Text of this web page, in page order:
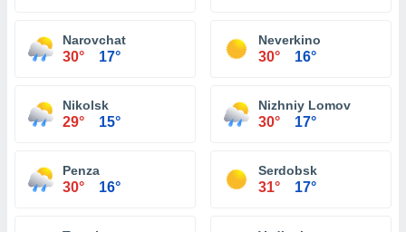
Narovchat
30° 17°
Neverkino
30° 16°
Nikolsk
29° 15°
Nizhniy Lomov
30° 17°
Penza
30° 16°
Serdobsk
31° 17°